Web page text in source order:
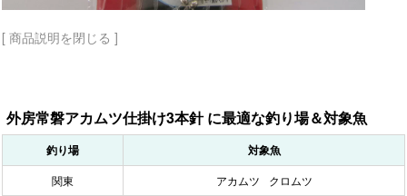
[ 商品説明を閉じる ]
外房常磐アカムツ仕掛け3本針 に最適な釣り場＆対象魚
釣り場 対象魚
関東 アカムツ
クロムツ